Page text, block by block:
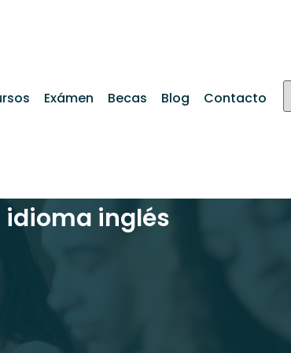
Exámen Becas Blog Contacto
idioma inglés